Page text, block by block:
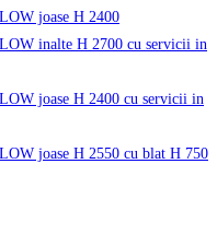
joase H 2400
inalte H 2700 cu servicii in
joase H 2400 cu servicii in
joase H 2550 cu blat H 750